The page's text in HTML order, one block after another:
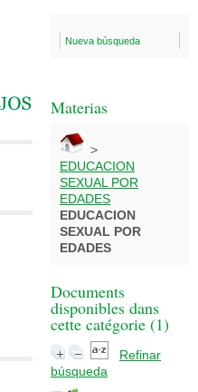
Nueva búsqueda
Materias
>
EDUCACION
SEXUAL POR
EDADES
EDUCACION
SEXUAL POR
EDADES
Documents
disponibles dans
cette catégorie (1)
Refinar
búsqueda